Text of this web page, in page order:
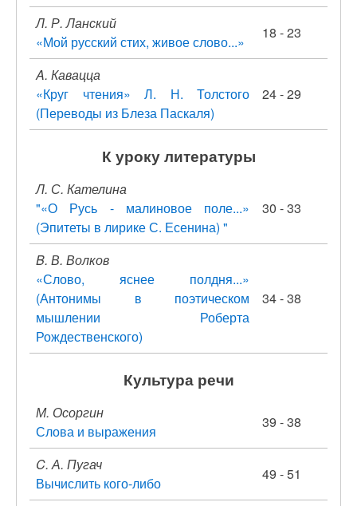
Л. Р. Ланский
«Мой русский стих, живое слово...»
18 - 23
A. Кавацца
«Круг чтения» Л. Н. Толстого
(Переводы из Блеза Паскаля)
24 - 29
К уроку литературы
Л. С. Кателина
"«О Русь - малиновое поле...»
(Эпитеты в лирике С. Есенина) "
30 - 33
B. В. Волков
«Слово, яснее полдня...»
(Антонимы в поэтическом
мышлении Роберта
Рождественского)
34 - 38
Культура речи
М. Осоргин
Слова и выражения
39 - 38
C. А. Пугач
Вычислить кого-либо
49 - 51